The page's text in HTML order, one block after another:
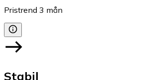
Pristrend 3 mån
Stabil